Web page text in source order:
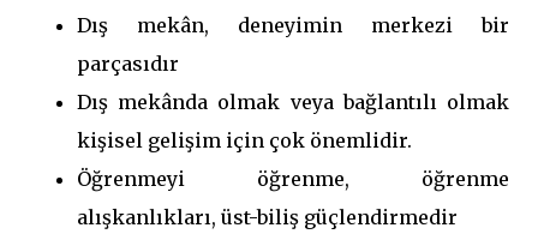
Dış mekân, deneyimin merkezi bir
parçasıdır
Dış mekânda olmak veya bağlantılı olmak
kişisel gelişim için çok önemlidir.
Öğrenmeyi öğrenme, öğrenme
alışkanlıkları, üst-biliş güçlendirmedir